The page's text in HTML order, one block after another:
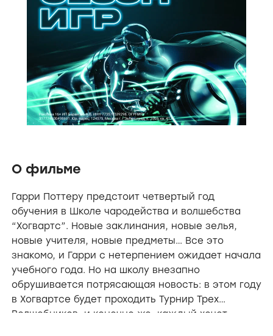
О фильме
Гарри Поттеру предстоит четвертый год
обучения в Школе чародейства и волшебства
“Хогвартс”. Новые заклинания, новые зелья,
новые учителя, новые предметы… Все это
знакомо, и Гарри с нетерпением ожидает начала
учебного года. Но на школу внезапно
обрушивается потрясающая новость: в этом году
в Хогвартсе будет проходить Турнир Трех
Волшебников, и конечно же, каждый хочет